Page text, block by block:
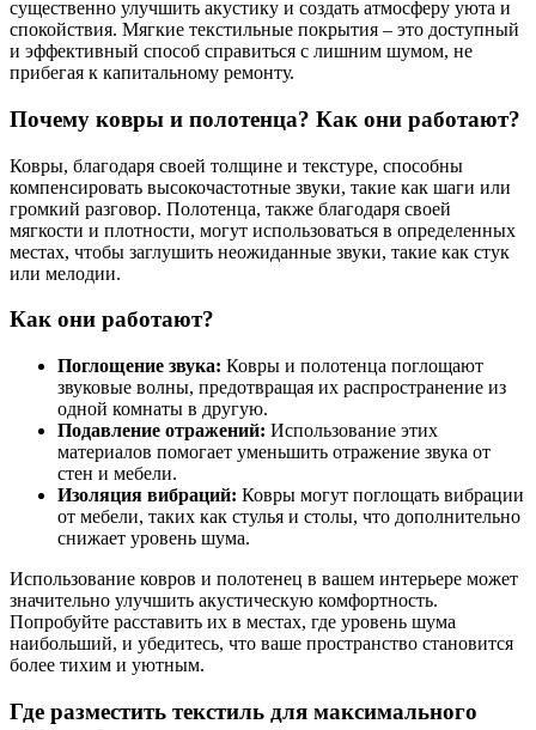
существенно улучшить акустику и создать атмосферу уюта и
спокойствия. Мягкие текстильные покрытия – это доступный
и эффективный способ справиться с лишним шумом, не
прибегая к капитальному ремонту.
Почему ковры и полотенца? Как они работают?
Ковры, благодаря своей толщине и текстуре, способны
компенсировать высокочастотные звуки, такие как шаги или
громкий разговор. Полотенца, также благодаря своей
мягкости и плотности, могут использоваться в определенных
местах, чтобы заглушить неожиданные звуки, такие как стук
или мелодии.
Как они работают?
Поглощение звука: Ковры и полотенца поглощают
звуковые волны, предотвращая их распространение из
одной комнаты в другую.
Подавление отражений: Использование этих
материалов помогает уменьшить отражение звука от
стен и мебели.
Изоляция вибраций: Ковры могут поглощать вибрации
от мебели, таких как стулья и столы, что дополнительно
снижает уровень шума.
Использование ковров и полотенец в вашем интерьере может
значительно улучшить акустическую комфортность.
Попробуйте расставить их в местах, где уровень шума
наибольший, и убедитесь, что ваше пространство становится
более тихим и уютным.
Где разместить текстиль для максимального